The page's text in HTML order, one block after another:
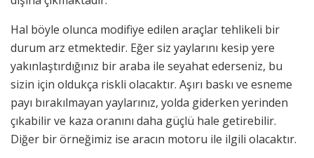
Hal böyle olunca modifiye edilen araçlar tehlikeli bir
durum arz etmektedir. Eğer siz yaylarını kesip yere
yakınlaştırdığınız bir araba ile seyahat ederseniz, bu
sizin için oldukça riskli olacaktır. Aşırı baskı ve esneme
payı bırakılmayan yaylarınız, yolda giderken yerinden
çıkabilir ve kaza oranını daha güçlü hale getirebilir.
Diğer bir örneğimiz ise aracın motoru ile ilgili olacaktır.